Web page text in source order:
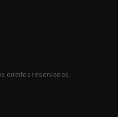
direitos reservados.